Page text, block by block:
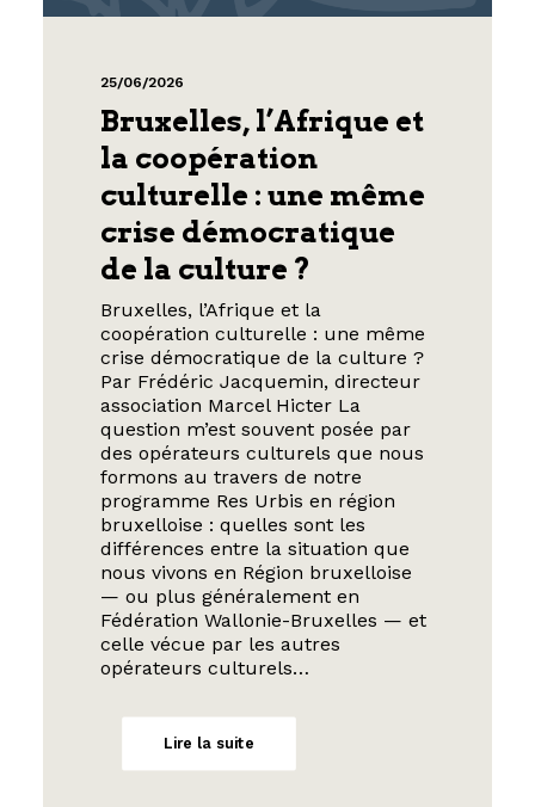
25/06/2026
Bruxelles, l’Afrique et
la coopération
culturelle : une même
crise démocratique
de la culture ?
Bruxelles, l’Afrique et la
coopération culturelle : une même
crise démocratique de la culture ?
Par Frédéric Jacquemin, directeur
association Marcel Hicter La
question m’est souvent posée par
des opérateurs culturels que nous
formons au travers de notre
programme Res Urbis en région
bruxelloise : quelles sont les
différences entre la situation que
nous vivons en Région bruxelloise
— ou plus généralement en
Fédération Wallonie-Bruxelles — et
celle vécue par les autres
opérateurs culturels…
Lire la suite